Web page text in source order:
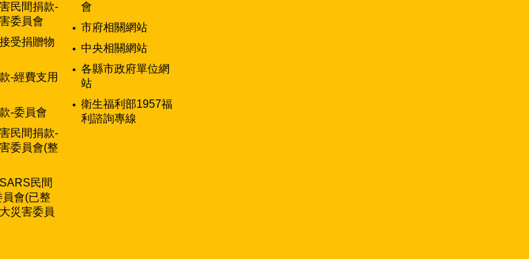
民間捐款-
委員會
受捐贈物
-經費支用
-委員會
民間捐款-
委員會(整
民間
員會(已整
災害委員
會
市府相關網站
中央相關網站
各縣市政府單位網
站
衛生福利部1957福
利諮詢專線